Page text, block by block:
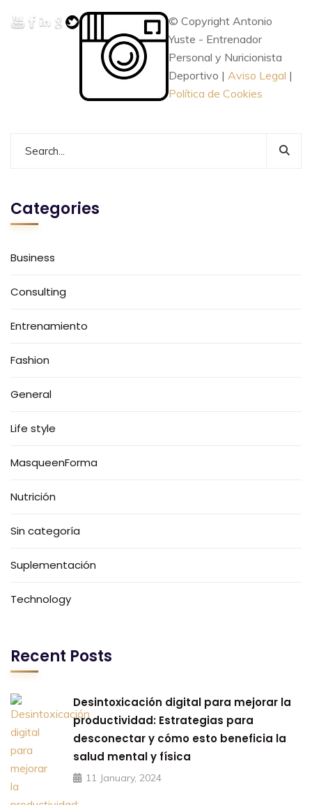
© Copyright Antonio
Yuste - Entrenador
Personal y Nuricionista
Deportivo | Aviso Legal |
Política de Cookies
Categories
Business
Consulting
Entrenamiento
Fashion
General
Life style
MasqueenForma
Nutrición
Sin categoría
Suplementación
Technology
Recent Posts
Desintoxicación digital para mejorar la
productividad: Estrategias para
desconectar y cómo esto beneficia la
salud mental y física
11 January, 2024